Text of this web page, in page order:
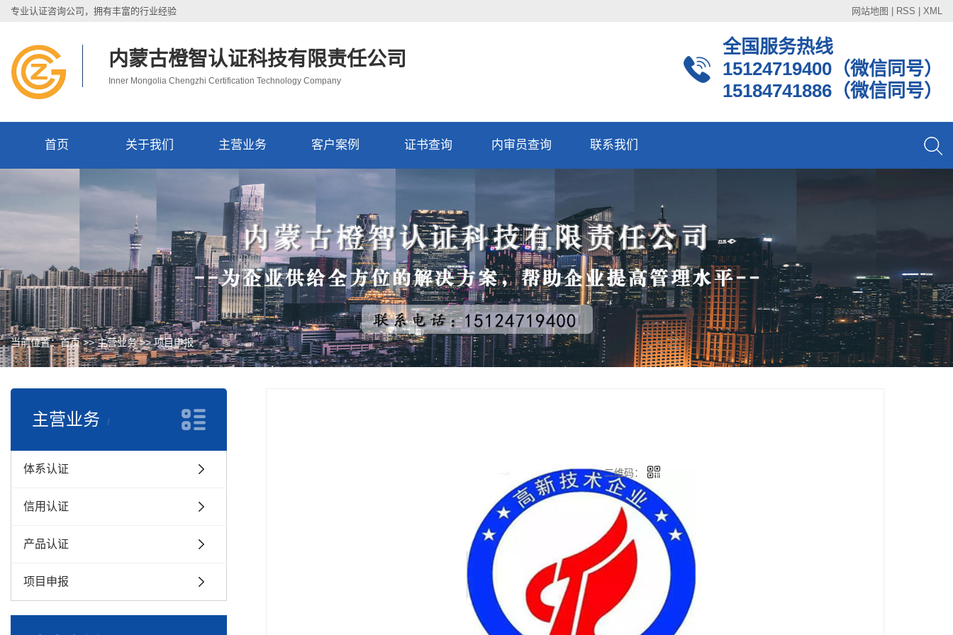
专业认证咨询公司，拥有丰富的行业经验 网站地图 RSS XML
内蒙古橙智认证科技有限责任公司
Inner Mongolia Chengzhi Certification Technology Company
全国服务热线
15124719400 （微信同号）
15184741886（微信同号）
首页 关于我们 主营业务 客户案例 证书查询 内审员查询 联系我们
当前位置：首页>>主营业务>>项目申报
主营业务
体系认证
信用认证
产品认证
项目申报
二维码：
发布时间：2024-10-08 11:24:44
我要询价